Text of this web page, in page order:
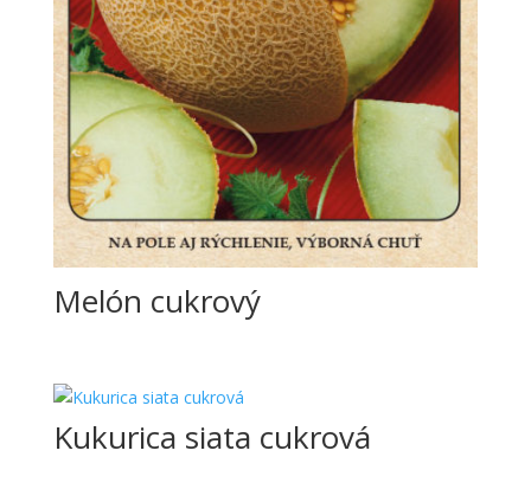
Melón cukrový
Kukurica siata cukrová